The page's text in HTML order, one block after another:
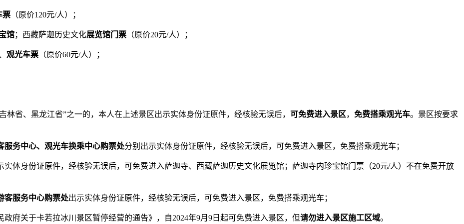
票 （原价120元/人）；
馆；西藏萨迦历史文化展览馆门票 （原价20元/人）；
观光车票 （原价60元/人）；
省、黑龙江省”之一的，本人在上述景区出示实体身份证原件，经核验无误后， 可免费进入景区， 免费搭乘观光车。景区按要求
服务中心、观光车换乘中心购票处分别出示实体身份证原件，经核验无误后，可免费进入景区，免费搭乘观光车；
实体身份证原件，经核验无误后，可免费进入萨迦寺、西藏萨迦历史文化展览馆；萨迦寺内珍宝馆门票（20元/人）不在免费开放
客服务中心购票处出示实体身份证原件，经核验无误后，可免费进入景区，免费搭乘观光车；
关于卡若拉冰川景区暂停经营的通告》，自2024年9月9日起可免费进入景区，但请勿进入景区施工区域。